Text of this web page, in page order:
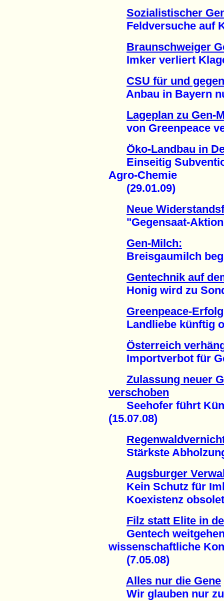
Sozialistischer
Feldversuche auf
Braunschweiger
Imker verliert Klage
CSU für und
Anbau in Bayern
Lageplan zu Gen-
von Greenpeace
Öko-Landbau in
Einseitig
Agro-Chemie
(29.01.09)
Neue
"Gegensaat-
Gen-Milch:
Breisgaumilch
Gentechnik auf
Honig wird zu
Greenpeace-
Landliebe künftig
Österreich
Importverbot für
Zulassung neuer
verschoben
Seehofer führt
(15.07.08)
Stärkste
Augsburger
Kein Schutz für
Koexistenz obsolet
Filz statt Elite in
Gentech
wissenschaftliche
(7.05.08)
Alles nur die Gene
Wir glauben nur zu